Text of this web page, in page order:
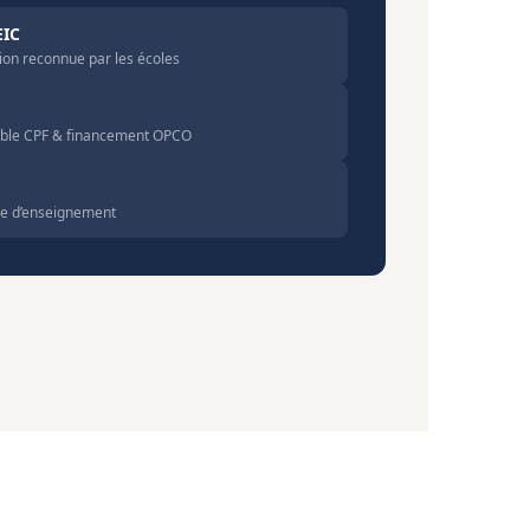
reconnue par les écoles
CPF & financement OPCO
d’enseignement